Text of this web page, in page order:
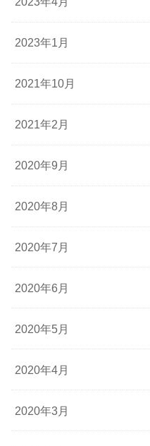
2023年1月
2021年10月
2021年2月
2020年9月
2020年8月
2020年7月
2020年6月
2020年5月
2020年4月
2020年3月